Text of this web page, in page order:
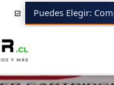
Puedes Elegir:
Insumos HP 215A BLACK HP